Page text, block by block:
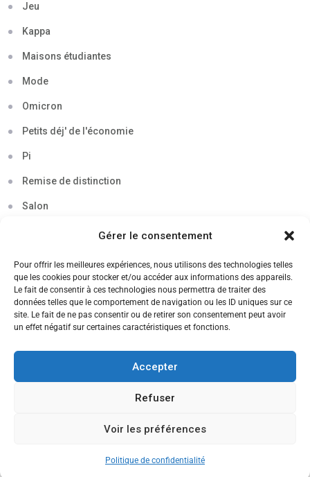
Gérer le consentement
Pour offrir les meilleures expériences, nous utilisons des technologies telles
que les cookies pour stocker et/ou accéder aux informations des appareils.
Le fait de consentir à ces technologies nous permettra de traiter des
données telles que le comportement de navigation ou les ID uniques sur ce
site. Le fait de ne pas consentir ou de retirer son consentement peut avoir
un effet négatif sur certaines caractéristiques et fonctions.
Accepter
Refuser
Voir les préférences
Politique de confidentialité
Jeu
Kappa
Maisons étudiantes
Mode
Omicron
Petits déj' de l'économie
Pi
Remise de distinction
Salon
Soirée
Sortie découverte
Tau
Voyage
CANDIDATEZ MAINTENANT